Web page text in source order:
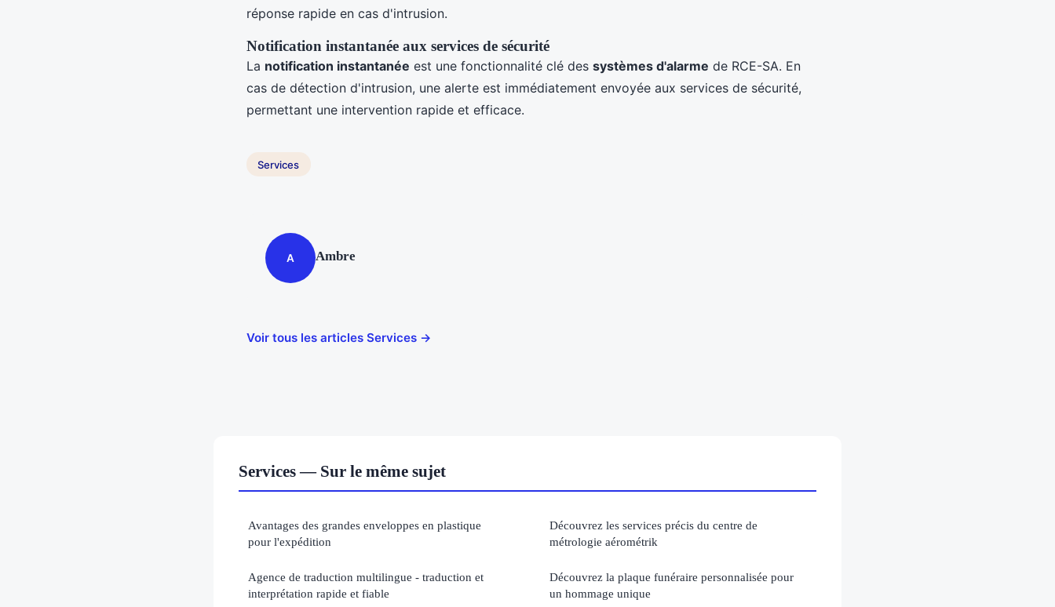
réponse rapide en cas d'intrusion.
Notification instantanée aux services de sécurité
La notification instantanée est une fonctionnalité clé des systèmes d'alarme de RCE-SA. En
cas de détection d'intrusion, une alerte est immédiatement envoyée aux services de sécurité,
permettant une intervention rapide et efficace.
Services
A Ambre
Voir tous les articles Services →
Services — Sur le même sujet
Avantages des grandes enveloppes en plastique
pour l'expédition
Agence de traduction multilingue - traduction et
interprétation rapide et fiable
Découvrez les services précis du centre de
métrologie aérométrik
Découvrez la plaque funéraire personnalisée pour
un hommage unique